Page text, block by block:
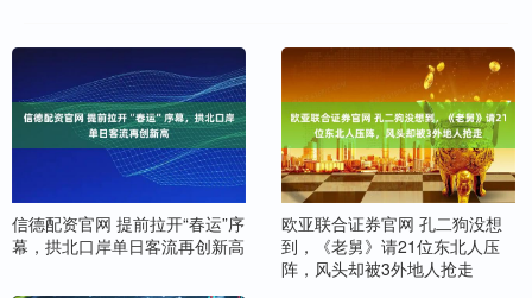
信德配资官网 提前拉开“春运”序
幕，拱北口岸单日客流再创新高
欧亚联合证券官网 孔二狗没想
到，《老舅》请21位东北人压
阵，风头却被3外地人抢走